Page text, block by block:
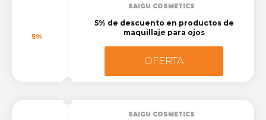
5%
SAIGU COSMETICS
5% de descuento en productos de
maquillaje para ojos
OFERTA
SAIGU COSMETICS